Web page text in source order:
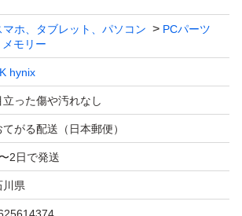
はありません。
確認ください。
経質な方はご遠慮ください。
かねます。
め、返品はお受けできません。
場をもとに設定しております
マホ、タブレット、パソコン
PCパーツ
メモリー
hynix
立った傷や汚れなし
てがる配送（日本郵便）
2日で発送
川県